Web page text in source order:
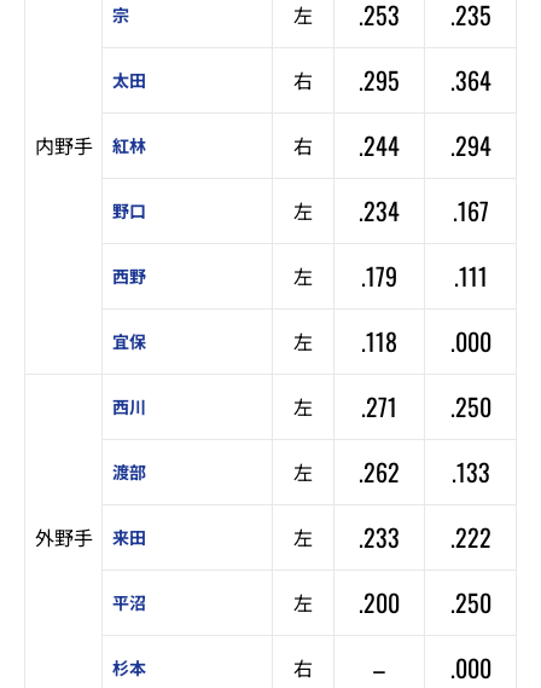
内野手
宗 左 .253 .235
太田 右 .295 .364
紅林 右 .244 .294
野口 左 .234 .167
西野 左 .179 .111
宜保 左 .118 .000
外野手
西川 左 .271 .250
渡部 左 .262 .133
来田 左 .233 .222
平沼 左 .200 .250
杉本 右 – .000